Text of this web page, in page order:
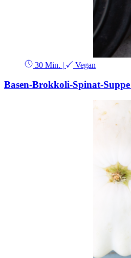
30 Min. | Vegan
Basen-Brokkoli-Spinat-